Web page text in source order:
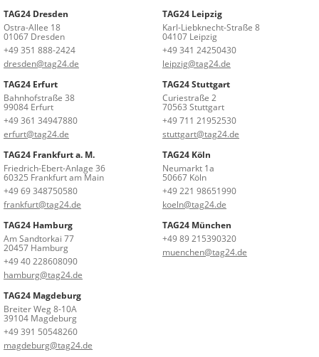
TAG24 Dresden
Ostra-Allee 18
01067 Dresden
+49 351 888-2424
dresden@tag24.de
TAG24 Leipzig
Karl-Liebknecht-Straße 8
04107 Leipzig
+49 341 24250430
leipzig@tag24.de
TAG24 Erfurt
Bahnhofstraße 38
99084 Erfurt
+49 361 34947880
erfurt@tag24.de
TAG24 Stuttgart
Curiestraße 2
70563 Stuttgart
+49 711 21952530
stuttgart@tag24.de
TAG24 Frankfurt a. M.
Friedrich-Ebert-Anlage 36
60325 Frankfurt am Main
+49 69 348750580
frankfurt@tag24.de
TAG24 Köln
Neumarkt 1a
50667 Köln
+49 221 98651990
koeln@tag24.de
TAG24 Hamburg
Am Sandtorkai 77
20457 Hamburg
+49 40 228608090
hamburg@tag24.de
TAG24 München
+49 89 215390320
muenchen@tag24.de
TAG24 Magdeburg
Breiter Weg 8-10A
39104 Magdeburg
+49 391 50548260
magdeburg@tag24.de